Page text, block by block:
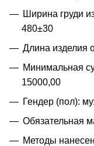
Ширина груди
480±30
Длина изделия
Минимальная
15000,00
Гендер (пол):
Обязательная
Методы